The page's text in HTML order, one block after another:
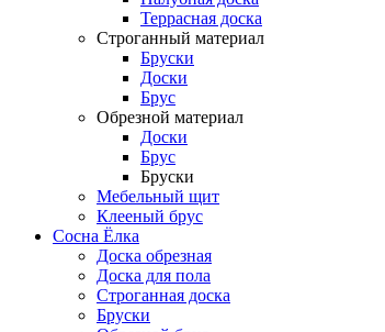
Террасная доска
Строганный материал
Бруски
Доски
Брус
Обрезной материал
Доски
Брус
Бруски
Мебельный щит
Клееный брус
Сосна Ёлка
Доска обрезная
Доска для пола
Строганная доска
Бруски